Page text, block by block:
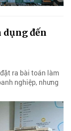
dụng đến
ra bài toán làm
nghiệp, nhưng